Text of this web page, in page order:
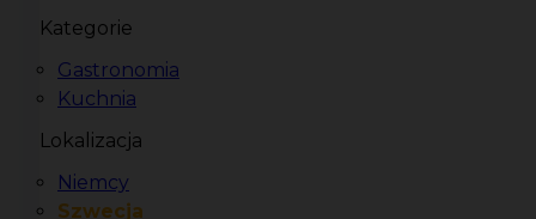
Kategorie
Gastronomia
Kuchnia
Lokalizacja
Niemcy
Szwecja